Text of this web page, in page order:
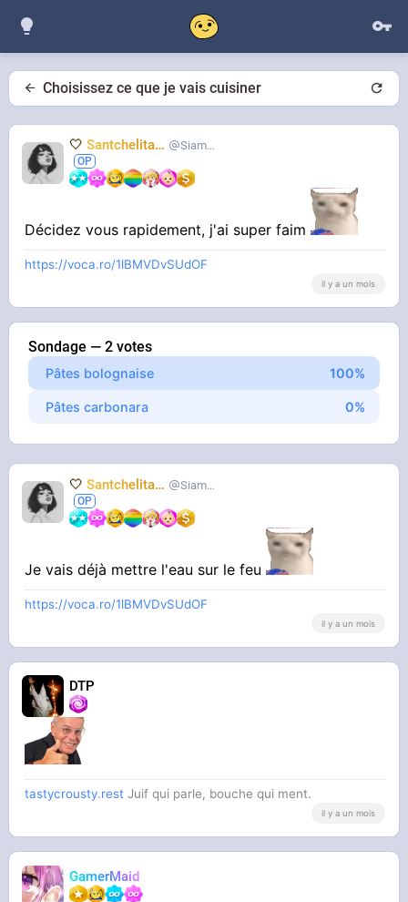
Choisissez ce que je vais cuisiner
🤍 Santchelita🤍 Siameuh
Décidez vous rapidement, j'ai super faim
https://voca.ro/1lBMVDvSUdOF
il y a un mois
Sondage — 2 votes
Pâtes bolognaise
Pâtes carbonara
🤍 Santchelita🤍 Siameuh
Je vais déjà mettre l'eau sur le feu
https://voca.ro/1lBMVDvSUdOF
il y a un mois
DTP
tastycrousty.rest Juif qui parle, bouche qui ment.
il y a un mois
GamerMaid